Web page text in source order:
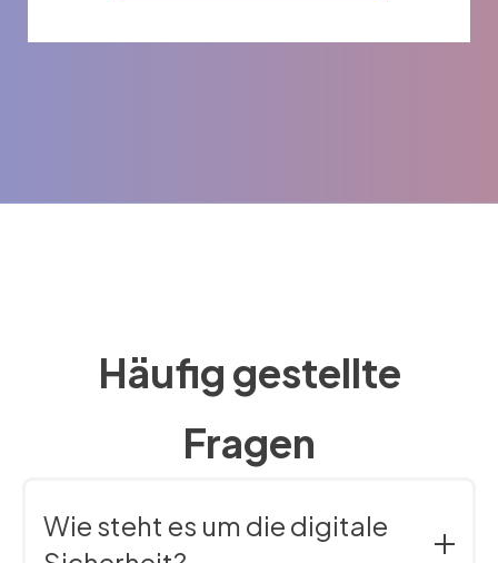
Häufig gestellte
Fragen
Wie steht es um die digitale